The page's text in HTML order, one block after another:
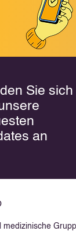
Sie sich
an
medizinische